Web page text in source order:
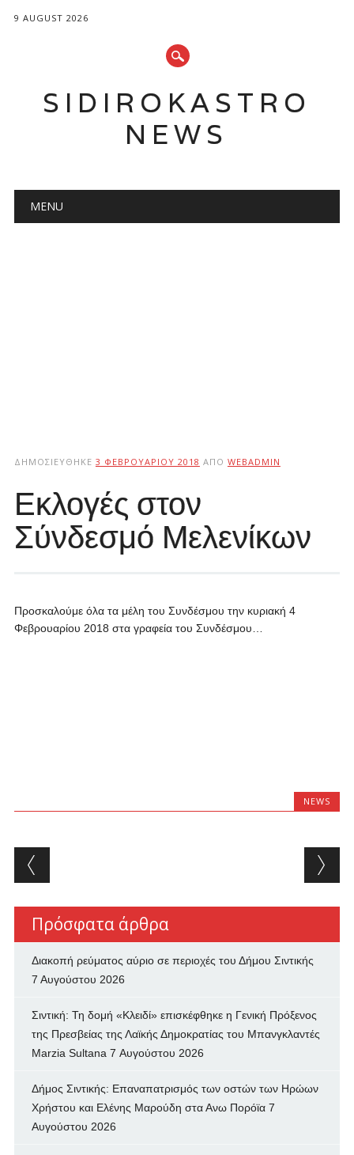
9 AUGUST 2026
SIDIROKASTRO
NEWS
Main menu
MENU
ΔΗΜΟΣΙΕΎΘΗΚΕ 3 ΦΕΒΡΟΥΑΡΊΟΥ 2018 ΑΠΌ WEBADMIN
Εκλογές στον
Σύνδεσμό Μελενίκων
Προσκαλούμε όλα τα μέλη του Συνδέσμου την κυριακή 4
Φεβρουαρίου 2018 στα γραφεία του Συνδέσμου…
NEWS
Post navigation
Πρόσφατα άρθρα
Διακοπή ρεύματος αύριο σε περιοχές του Δήμου Σιντικής
7 Αυγούστου 2026
Σιντική: Τη δομή «Κλειδί» επισκέφθηκε η Γενική Πρόξενος
της Πρεσβείας της Λαϊκής Δημοκρατίας του Μπανγκλαντές
Marzia Sultana 7 Αυγούστου 2026
Δήμος Σιντικής: Επαναπατρισμός των oστών των Ηρώων
Χρήστου και Ελένης Μαρούδη στα Ανω Πορόϊα 7
Αυγούστου 2026